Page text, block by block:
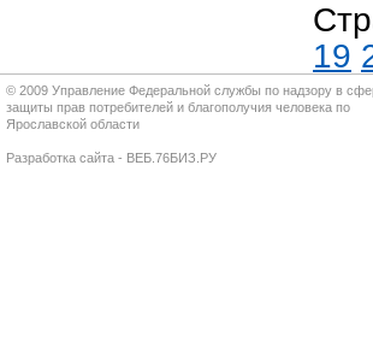
19
© 2009 Управление Федеральной службы по надзору в
защиты прав потребителей и благополучия человека по
Ярославской области
Разработка сайта - ВЕБ.76БИЗ.РУ